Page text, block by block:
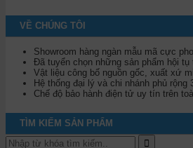
VỀ CHÚNG TÔI
Showroom hàng ngàn mẫu mã cực
Đã tuyển chọn những sản phẩm hội tụ
Vật liệu công bố nguồn gốc, xuất xứ
Hệ thống đại lý và chi nhánh phủ rộng
Chế độ bảo hành điện tử uy tín trên
TÌM KIẾM SẢN PHẨM